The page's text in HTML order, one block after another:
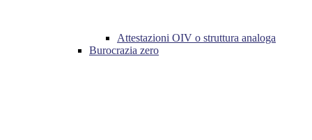
Attestazioni OIV o struttura analoga
Burocrazia zero